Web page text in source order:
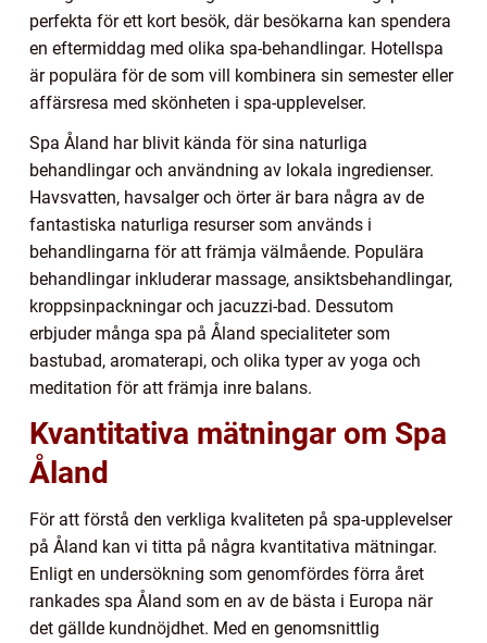
perfekta för ett kort besök, där besökarna kan spendera
en eftermiddag med olika spa-behandlingar. Hotellspa
är populära för de som vill kombinera sin semester eller
affärsresa med skönheten i spa-upplevelser.
Spa Åland har blivit kända för sina naturliga
behandlingar och användning av lokala ingredienser.
Havsvatten, havsalger och örter är bara några av de
fantastiska naturliga resurser som används i
behandlingarna för att främja välmående. Populära
behandlingar inkluderar massage, ansiktsbehandlingar,
kroppsinpackningar och jacuzzi-bad. Dessutom
erbjuder många spa på Åland specialiteter som
bastubad, aromaterapi, och olika typer av yoga och
meditation för att främja inre balans.
Kvantitativa mätningar om Spa
Åland
För att förstå den verkliga kvaliteten på spa-upplevelser
på Åland kan vi titta på några kvantitativa mätningar.
Enligt en undersökning som genomfördes förra året
rankades spa Åland som en av de bästa i Europa när
det gällde kundnöjdhet. Med en genomsnittlig